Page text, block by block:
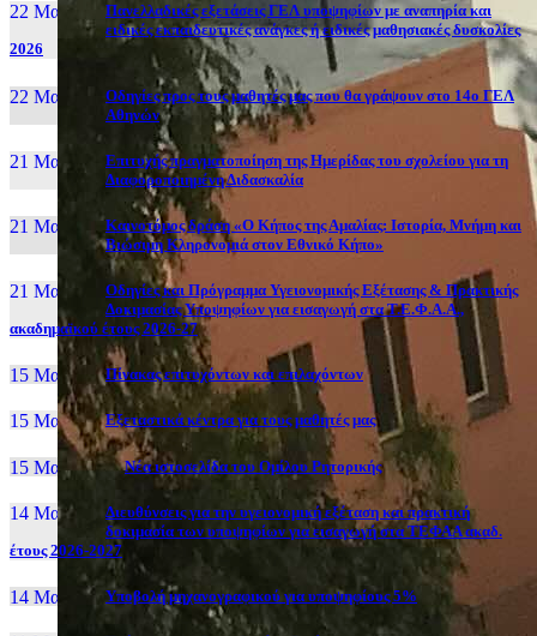
22 Μαι, 26
Πανελλαδικές εξετάσεις ΓΕΛ υποψηφίων με αναπηρία και
ειδικές εκπαιδευτικές ανάγκες ή ειδικές μαθησιακές δυσκολίες
2026
22 Μαι, 26
Οδηγίες προς τους μαθητές μας που θα γράψουν στο 14ο ΓΕΛ
Αθηνών
21 Μαι, 26
Επιτυχής πραγματοποίηση της Ημερίδας του σχολείου για τη
Διαφοροποιημένη Διδασκαλία
21 Μαι, 26
Καινοτόμος δράση «Ο Κήπος της Αμαλίας: Ιστορία, Μνήμη και
Βιώσιμη Κληρονομιά στον Εθνικό Κήπο»
21 Μαι, 26
Οδηγίες και Πρόγραμμα Υγειονομικής Εξέτασης & Πρακτικής
Δοκιμασίας Υποψηφίων για εισαγωγή στα Τ.Ε.Φ.Α.Α.,
ακαδημαϊκού έτους 2026-27
15 Μαι, 26 Πίνακας επιτυχόντων και επιλαχόντων
15 Μαι, 26 Εξεταστικά κέντρα για τους μαθητές μας
15 Μαι, 2026 Νέα ιστοσελίδα του Ομίλου Ρητορικής
14 Μαι, 26
Διευθύνσεις για την υγειονομική εξέταση και πρακτική
δοκιμασία των υποψηφίων για εισαγωγή στα ΤΕΦΑΑ ακαδ.
έτους 2026-2027
14 Μαι, 26 Yποβολή μηχανογραφικού για υποψηφίους 5%